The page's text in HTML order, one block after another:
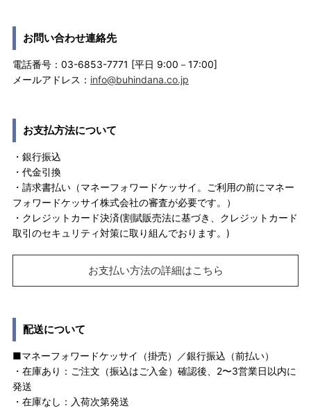
お問い合わせ連絡先
電話番号：03-6853-7771 [平日 9:00－17:00]
メールアドレス： info@buhindana.co.jp
お支払方法について
・銀行振込
・代金引換
・請求書払い（マネーフォワードケッサイ。ご利用の前にマネー
フォワードケッサイ株式会社の審査が必要です。）
・クレジットカード決済(割賦販売法に基づき、クレジットカード
取引のセキュリティ対策に取り組んでおります。)
お支払い方法の詳細はこちら
配送について
■マネーフォワードケッサイ（掛売）／銀行振込（前払い）
・在庫あり：ご注文（振込はご入金）確認後、2〜3営業日以内に
発送
・在庫なし：入荷次第発送